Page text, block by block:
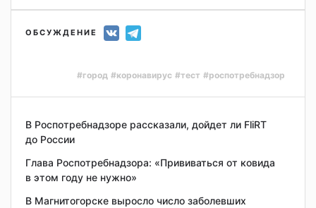
ОБСУЖДЕНИЕ
#город #коронавирус #тест #роспотребнадзор
В Роспотребнадзоре рассказали, дойдет ли FliRT
до России
Глава Роспотребнадзора: «Прививаться от ковида
в этом году не нужно»
В Магнитогорске выросло число заболевших